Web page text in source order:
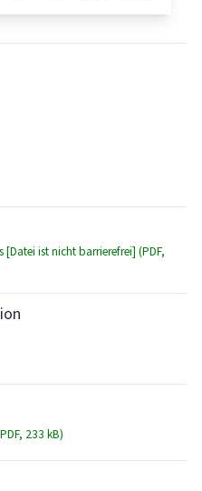
ist nicht barrierefrei] (PDF,
233 kB)